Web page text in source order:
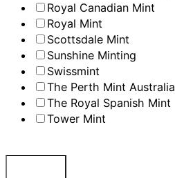
Royal Canadian Mint
Royal Mint
Scottsdale Mint
Sunshine Minting
Swissmint
The Perth Mint Australia
The Royal Spanish Mint
Tower Mint